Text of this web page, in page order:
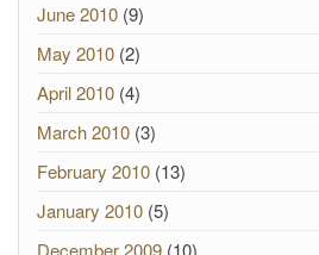
June 2010 (9)
May 2010 (2)
April 2010 (4)
March 2010 (3)
February 2010 (13)
January 2010 (5)
December 2009 (10)